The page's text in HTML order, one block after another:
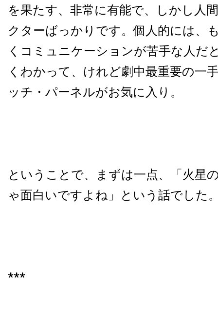
を果たす、非常に有能で、しかし人
クターばっかりです。個人的には、
くコミュニケーションが苦手な人だ
くわかって、けれど劇中最重要の一
ッチ・パーネルがお気に入り。
ということで、まずは一点、「火星
ゃ面白いですよね」という話でした
***